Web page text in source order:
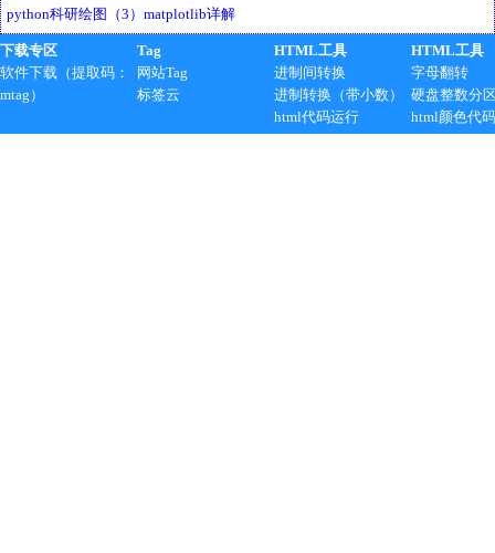
python科研绘图（3）matplotlib详解
下载专区
软件下载（提取码：
mtag）
Tag
网站Tag
标签云
HTML工具
进制间转换
进制转换（带小数）
html代码运行
HTML工具
字母翻转
硬盘整数分
html颜色代码